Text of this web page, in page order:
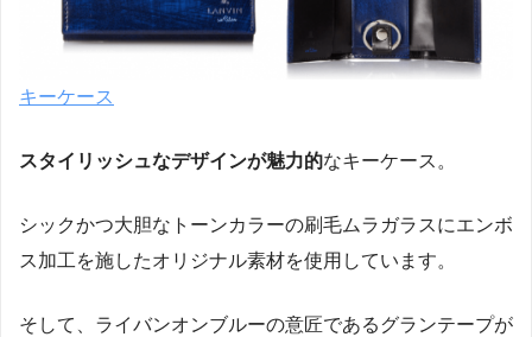
キーケース
スタイリッシュなデザインが魅力的なキーケース。
シックかつ大胆なトーンカラーの刷毛ムラガラスにエンボ
ス加工を施したオリジナル素材を使用しています。
そして、ライバンオンブルーの意匠であるグランテープが